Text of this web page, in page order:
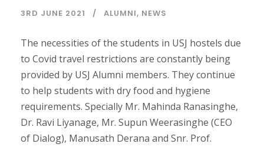
3RD JUNE 2021 ALUMNI, NEWS
The necessities of the students in USJ hostels due
to Covid travel restrictions are constantly being
provided by USJ Alumni members. They continue
to help students with dry food and hygiene
requirements. Specially Mr. Mahinda Ranasinghe,
Dr. Ravi Liyanage, Mr. Supun Weerasinghe (CEO
of Dialog), Manusath Derana and Snr. Prof.